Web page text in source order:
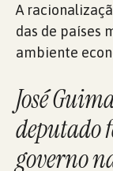
A
das de países
ambiente
José
deputado
governo